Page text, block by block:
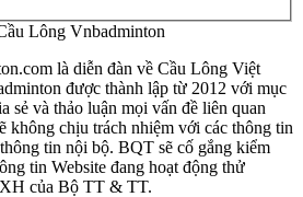
Lông Vnbadminton
là diễn đàn về Cầu Lông Việt
được thành lập từ 2012 với mục
sẻ và thảo luận mọi vấn đề liên quan
không chịu trách nhiệm với các thông tin
tin nội bộ. BQT sẽ cố gắng kiểm
tin Website đang hoạt động thử
của Bộ TT & TT.